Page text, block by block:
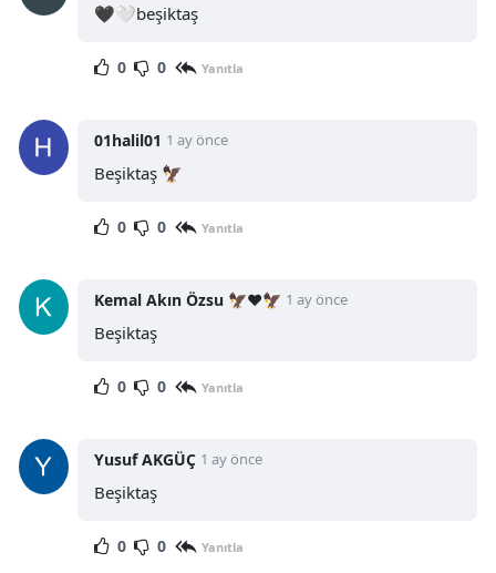
🖤🤍beşiktaş
0 0 Yanıtla
01halil01 1 ay önce
Beşiktaş 🦅
0 0 Yanıtla
Kemal Akın Özsu 🦅❤️🦅 1 ay önce
Beşiktaş
0 0 Yanıtla
Yusuf AKGÜÇ 1 ay önce
Beşiktaş
0 0 Yanıtla